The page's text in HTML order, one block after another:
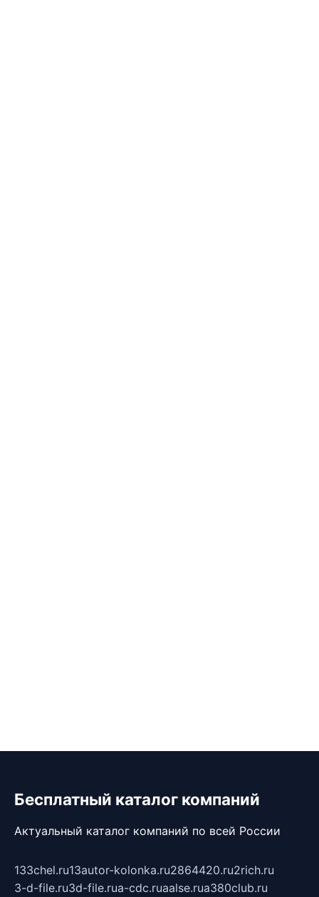
Бесплатный каталог компаний
Актуальный каталог компаний по всей России
133chel.ru13autor-kolonka.ru2864420.ru2rich.ru
3-d-file.ru3d-file.rua-cdc.ruaalse.rua380club.ru